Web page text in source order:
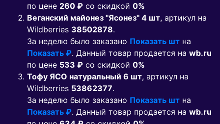
по цене 260 ₽ co скидкой 0%
Веганский майонез "Ясонез" 4 шт, артикул на
Wildberries 38502878.
За неделю было заказано Показать шт на
Показать ₽. Данный товар продается на wb.ru
по цене 533 ₽ co скидкой 0%
Тофу ЯСО натуральный 6 шт, артикул на
Wildberries 53862377.
За неделю было заказано Показать шт на
Показать ₽. Данный товар продается на wb.ru